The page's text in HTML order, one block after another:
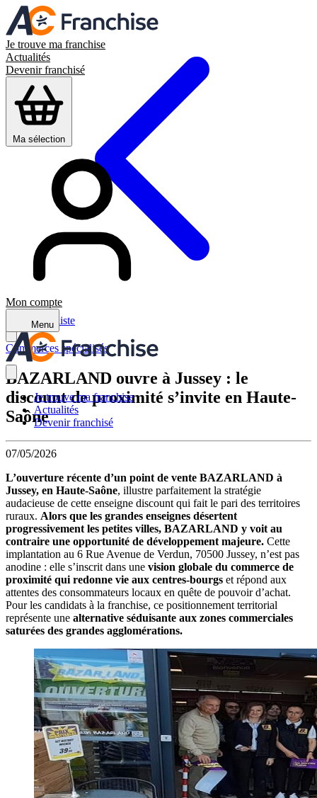
Je trouve ma franchise
Actualités
Devenir franchisé
Ma sélection
Mon compte
Menu
Je trouve ma franchise
Actualités
Devenir franchisé
Retour à la liste
Commerces spécialisés
BAZARLAND ouvre à Jussey : le
discount de proximité s’invite en Haute-
Saône
07/05/2026
L’ouverture récente d’un point de vente BAZARLAND à
Jussey, en Haute-Saône, illustre parfaitement la stratégie
audacieuse de cette enseigne discount qui fait le pari des territoires
ruraux. Alors que les grandes enseignes désertent
progressivement les petites villes, BAZARLAND y voit au
contraire une opportunité de développement majeure. Cette
implantation au 6 Rue Avenue de Verdun, 70500 Jussey, n’est pas
anodine : elle s’inscrit dans une vision globale du commerce de
proximité qui redonne vie aux centres-bourgs et répond aux
attentes des consommateurs locaux en quête de pouvoir d’achat.
Pour les candidats à la franchise, ce positionnement territorial
représente une alternative séduisante aux zones commerciales
saturées des grandes agglomérations.